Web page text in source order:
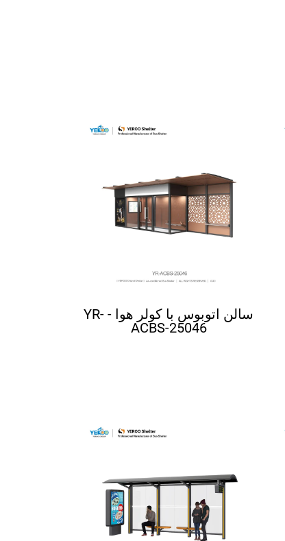
سالن اتوبوس با کولر هوا - YR-
ACBS-25046